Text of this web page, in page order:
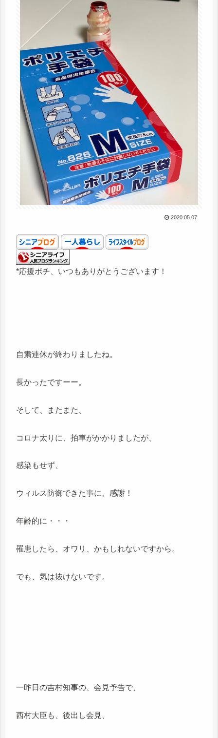
2020.05.07
*応援ポチ、いつもありがとうございます！
自粛連休が終わりましたね。
長かったですーー。
そして、またまた、
コロナ太りに、拍車がかかりましたが、
感染もせず、
ウィルス防御できた事に、感謝！
年齢的に・・・
罹患したら、オワリ、かもしれないですから。
でも、気は抜けないです。
一昨日の吉村知事の、会見予告で、
西村大臣も、後出し会見、